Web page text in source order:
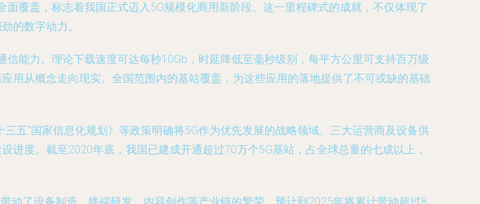
覆盖，标志着我国正式迈入5G规模化商用新阶段。这一里程碑式的成就，不仅体现了
的数字动力。
能力。理论下载速度可达每秒10Gb，时延降低至毫秒级别，每平方公里可支持百万级
用从概念走向现实。全国范围内的基站覆盖，为这些应用的落地提供了不可或缺的基础
五”国家信息化规划》等政策明确将5G作为优先发展的战略领域。三大运营商及设备供
度。截至2020年底，我国已建成开通超过70万个5G基站，占全球总量的七成以上，